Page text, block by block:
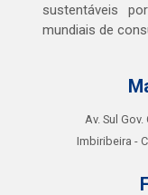
sustentáveis
mundiais de
Av. Sul
Imbiribeira -